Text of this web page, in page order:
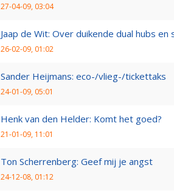
27-04-09, 03:04
Jaap de Wit: Over duikende dual hubs
26-02-09, 01:02
Sander Heijmans: eco-/vlieg-/tickettaks
24-01-09, 05:01
Henk van den Helder: Komt het goed?
21-01-09, 11:01
Ton Scherrenberg: Geef mij je angst
24-12-08, 01:12